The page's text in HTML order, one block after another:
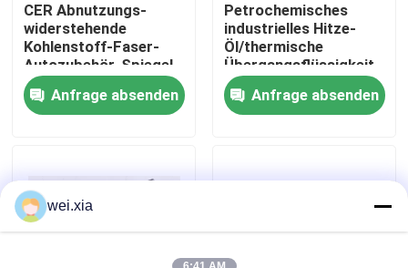
Qualitätskontrolle
Kontakt mit uns
Rechtssachen
CER Abnutzungs-
widerstehende
Kohlenstoff-Faser-
Autozubehör-Spiegel-
Kohlenstoff-Faser-
Produkte
Anfrage absenden
Petrochemisches
industrielles Hitze-
Öl/thermische
Übergangsflüssigkeit
für Heizsystem
Anfrage absenden
wei.xia